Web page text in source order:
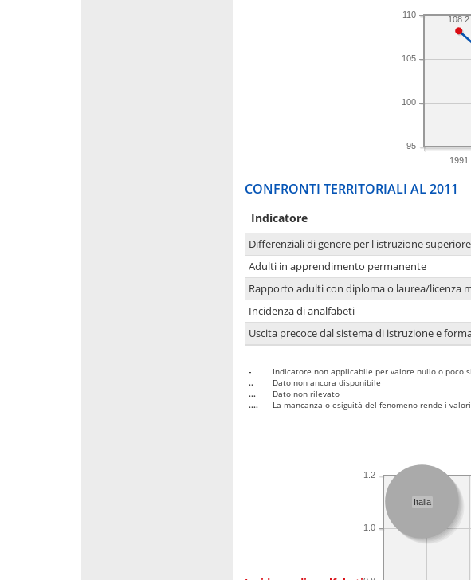
1991
95
100
105
110
108.2
CONFRONTI TERRITORIALI AL 2011
Indicatore
Differenziali di genere per l'istruzione superiore
Adulti in apprendimento permanente
Rapporto adulti con diploma o laurea/licenza
Incidenza di analfabeti
Uscita precoce dal sistema di istruzione e
-
Indicatore non applicabile per valore nullo o poco
..
Dato non ancora disponibile
...
Dato non rilevato
....
La mancanza o esiguità del fenomeno rende i
1.0
1.2
Italia